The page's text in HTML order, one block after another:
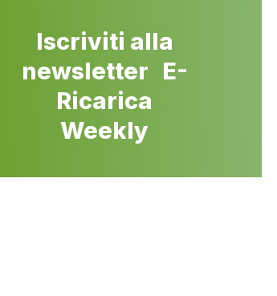
Iscriviti alla
newsletter E-
Ricarica
Weekly